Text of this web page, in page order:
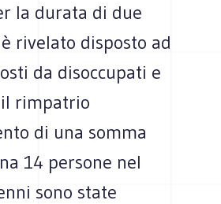
la durata di due
rivelato disposto ad
da disoccupati e
rimpatrio
di una somma
14 persone nel
sono state